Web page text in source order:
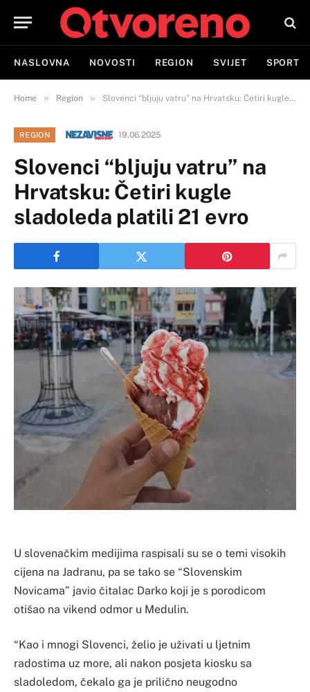
NASLOVNA NOVOSTI REGION SVIJET SPORT
Home » Region » Slovenci “bljuju vatru” na Hrvatsku: Četiri kugle sladoleda platili 21 evro
REGION 19.06.2025
Slovenci “bljuju vatru” na
Hrvatsku: Četiri kugle
sladoleda platili 21 evro
U slovenačkim medijima raspisali su se o temi visokih
cijena na Jadranu, pa se tako se “Slovenskim
Novicama” javio čitalac Darko koji je s porodicom
otišao na vikend odmor u Medulin.
“Kao i mnogi Slovenci, želio je uživati ​​u ljetnim
radostima uz more, ali nakon posjeta kiosku sa
sladoledom, čekalo ga je prilično neugodno